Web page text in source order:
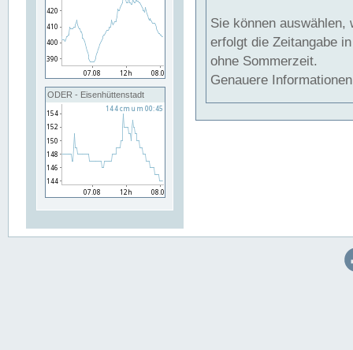
ODER - Eisenhüttenstadt
Sie können auswählen,
erfolgt die Zeitangabe
ohne Sommerzeit.
Genauere